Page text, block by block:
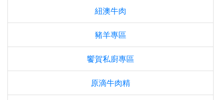
紐澳牛肉
豬羊專區
饗賀私廚專區
原滴牛肉精